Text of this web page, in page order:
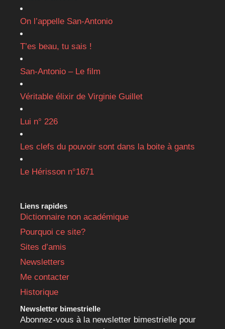
On l’appelle San-Antonio
T’es beau, tu sais !
San-Antonio – Le film
Véritable élixir de Virginie Guillet
Lui n° 226
Les clefs du pouvoir sont dans la boite à gants
Le Hérisson n°1671
Liens rapides
Dictionnaire non académique
Pourquoi ce site?
Sites d’amis
Newsletters
Me contacter
Historique
Newsletter bimestrielle
Abonnez-vous à la newsletter bimestrielle pour